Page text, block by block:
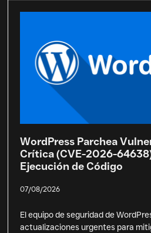
WordPress Parchea
Crítica (CVE-2026-
Ejecución de Código
07/08/2026
El equipo de seguridad de
actualizaciones urgentes para